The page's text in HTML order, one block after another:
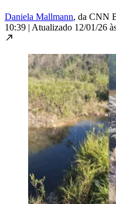
Daniela Mallmann, da CNN
10:39 | Atualizado 12/01/26